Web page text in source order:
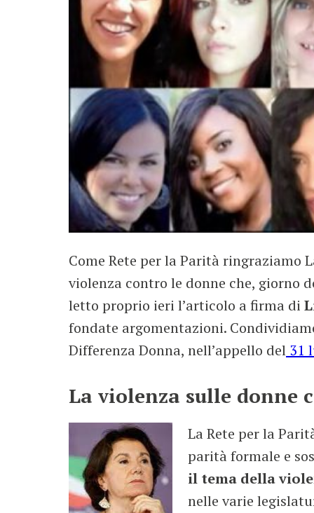
Come Rete per la Parità ringraziamo
violenza contro le donne che, giorno
letto proprio ieri l’articolo a firma di
fondate argomentazioni.
Differenza Donna, nell’appello del 31
La violenza sulle donne
La Rete per la
parità formale e
il tema della
nelle varie